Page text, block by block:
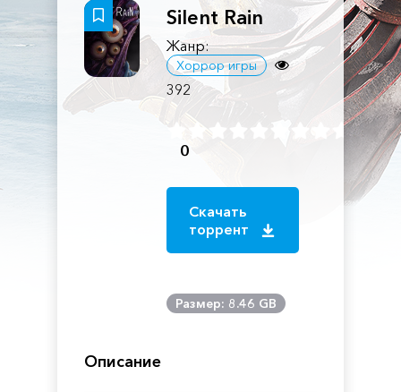
Silent Rain
Жанр:
Хоррор игры
392
0
Скачать
торрент
Размер: 8.46 GB
Описание